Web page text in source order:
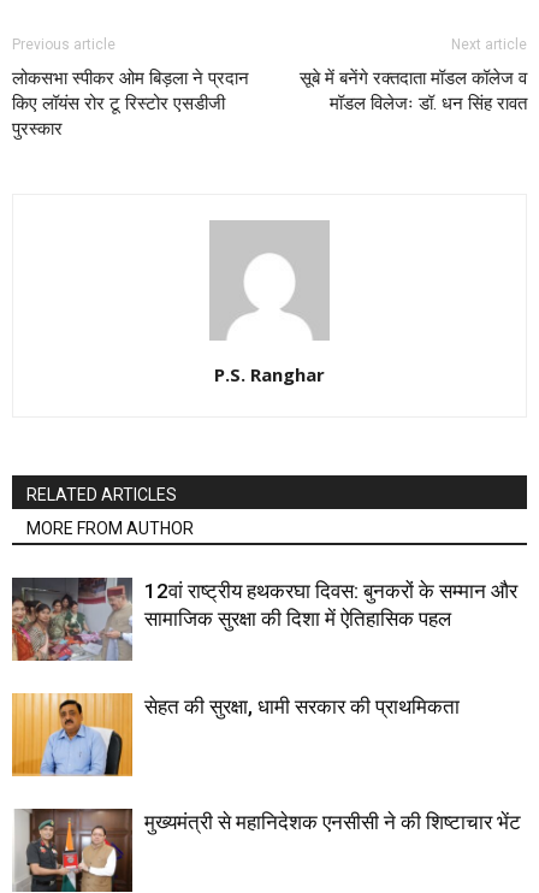
Previous article
लोकसभा स्पीकर ओम बिड़ला ने प्रदान
किए लॉयंस रोर टू रिस्टोर एसडीजी
पुरस्कार
Next article
सूबे में बनेंगे रक्तदाता मॉडल कॉलेज व
मॉडल विलेजः डॉ. धन सिंह रावत
P.S. Ranghar
RELATED ARTICLES
MORE FROM AUTHOR
12वां राष्ट्रीय हथकरघा दिवस: बुनकरों के सम्मान और
सामाजिक सुरक्षा की दिशा में ऐतिहासिक पहल
सेहत की सुरक्षा, धामी सरकार की प्राथमिकता
मुख्यमंत्री से महानिदेशक एनसीसी ने की शिष्टाचार भेंट